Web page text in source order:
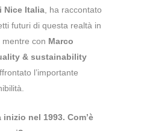
Nice Italia , ha raccontato
futuri di questa realtà in
con Marco
& sustainability
l’importante
nel 1993. Com’è